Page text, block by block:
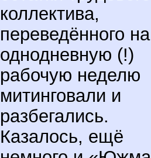
коллектива,
переведённого на
однодневную (!)
рабочую неделю
митинговали и
разбегались.
Казалось, ещё